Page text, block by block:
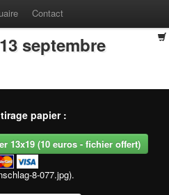
Contact
septembre
papier :
13x19 (10 euros - fichier offert)
8-077.jpg).